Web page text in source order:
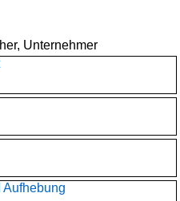
Unternehmer
Aufhebung